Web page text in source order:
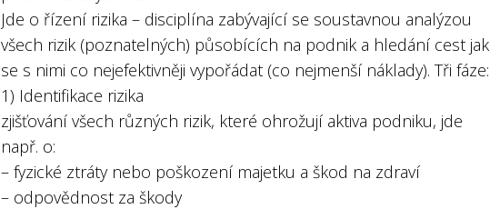
Jde o řízení rizika – disciplína zabývající se soustavnou analýzou
všech rizik (poznatelných) působících na podnik a hledání cest jak
se s nimi co nejefektivněji vypořádat (co nejmenší náklady). Tři fáze:
1) Identifikace rizika
zjišťování všech různých rizik, které ohrožují aktiva podniku, jde
např. o:
– fyzické ztráty nebo poškození majetku a škod na zdraví
– odpovědnost za škody